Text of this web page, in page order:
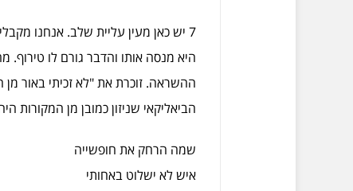
7 יש כאן מעין עליית שלב. אנחנו
היא מנסה אותו והדבר גורם לו טירוף.
ההשראה. זוכרת את "לא זכיתי באור מן
הביאליקאי שניזון כמובן מן המקורות
שמה הרחק את חופשייה
איש לא ישלוט באחותי